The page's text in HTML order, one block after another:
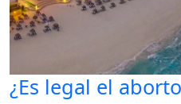
¿Es legal el